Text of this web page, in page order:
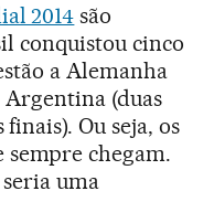
2014 são
conquistou cinco
a Alemanha
Argentina (duas
Ou seja, os
chegam.
seria uma